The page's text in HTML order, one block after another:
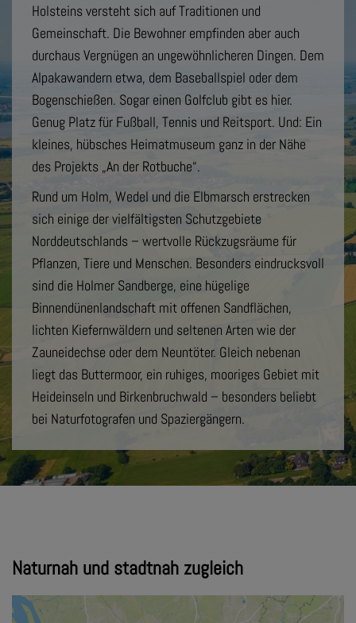
Holsteins versteht sich auf Traditionen und
Gemeinschaft. Die Bewohner empfinden aber auch
durchaus Vergnügen an ungewöhnlicheren Dingen. Dem
Alpakawandern etwa, dem Baseballspiel oder dem
Bogenschießen. Sogar einen Golfclub gibt es hier.
Genug Platz für Fußball, Tennis und Reitsport. Und: Ein
kleines, hübsches Heimatmuseum ganz in der Nähe
des Projekts „An der Rotbuche“.
Rund um Holm, Wedel und die Elbmarsch erstrecken
sich einige der vielfältigsten Schutzgebiete
Norddeutschlands – wertvolle Rückzugsräume für
Pflanzen, Tiere und Menschen. Besonders eindrucksvoll
sind die Holmer Sandberge, eine hügelige
Binnendünenlandschaft mit offenen Sandflächen,
lichten Kiefernwäldern und seltenen Arten wie der
Zauneidechse oder dem Neuntöter. Gleich nebenan
liegt das Buttermoor, ein ruhiges, mooriges Gebiet mit
Heideinseln und Birkenbruchwald – besonders beliebt
bei Naturfotografen und Spaziergängern.
Naturnah und stadtnah zugleich